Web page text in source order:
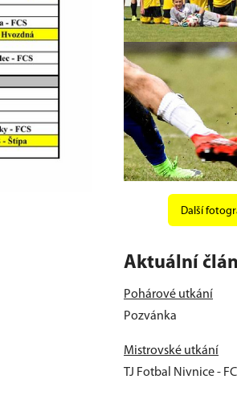
Další
Aktuální
Pohárové utkání
Pozvánka
Mistrovské utkání
TJ Fotbal Nivnice -